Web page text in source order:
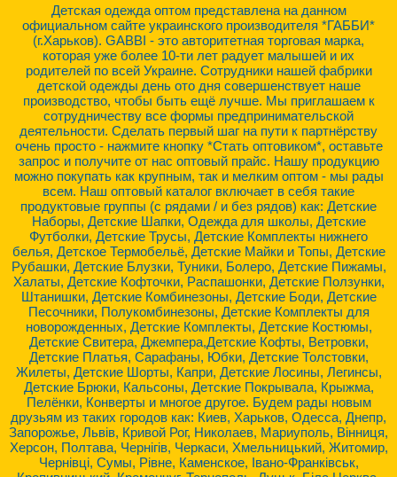
Детская одежда оптом представлена на данном
официальном сайте украинского производителя *ГАББИ*
(г.Харьков). GABBI - это авторитетная торговая марка,
которая уже более 10-ти лет радует малышей и их
родителей по всей Украине. Сотрудники нашей фабрики
детской одежды день ото дня совершенствует наше
производство, чтобы быть ещё лучше. Мы приглашаем к
сотрудничеству все формы предпринимательской
деятельности. Сделать первый шаг на пути к партнёрству
очень просто - нажмите кнопку *Стать оптовиком*, оставьте
запрос и получите от нас оптовый прайс. Нашу продукцию
можно покупать как крупным, так и мелким оптом - мы рады
всем. Наш оптовый каталог включает в себя такие
продуктовые группы (с рядами / и без рядов) как: Детские
Наборы, Детские Шапки, Одежда для школы, Детские
Футболки, Детские Трусы, Детские Комплекты нижнего
белья, Детское Термобельё, Детские Майки и Топы, Детские
Рубашки, Детские Блузки, Туники, Болеро, Детские Пижамы,
Халаты, Детские Кофточки, Распашонки, Детские Ползунки,
Штанишки, Детские Комбинезоны, Детские Боди, Детские
Песочники, Полукомбинезоны, Детские Комплекты для
новорожденных, Детские Комплекты, Детские Костюмы,
Детские Свитера, Джемпера,Детские Кофты, Ветровки,
Детские Платья, Сарафаны, Юбки, Детские Толстовки,
Жилеты, Детские Шорты, Капри, Детские Лосины, Легинсы,
Детские Брюки, Кальсоны, Детские Покрывала, Крыжма,
Пелёнки, Конверты и многое другое. Будем рады новым
друзьям из таких городов как: Киев, Харьков, Одесса, Днепр,
Запорожье, Львів, Кривой Рог, Николаев, Мариуполь, Вінниця,
Херсон, Полтава, Чернігів, Черкаси, Хмельницький, Житомир,
Чернівці, Сумы, Рівне, Каменское, Івано-Франківськ,